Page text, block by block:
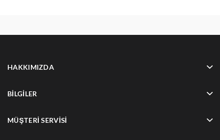
HAKKIMIZDA
BILGILER
MÜŞTERI SERVISI